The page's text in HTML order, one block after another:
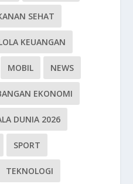
SEHAT
KEUANGAN
MOBIL NEWS
EKONOMI
DUNIA 2026
SPORT
TEKNOLOGI